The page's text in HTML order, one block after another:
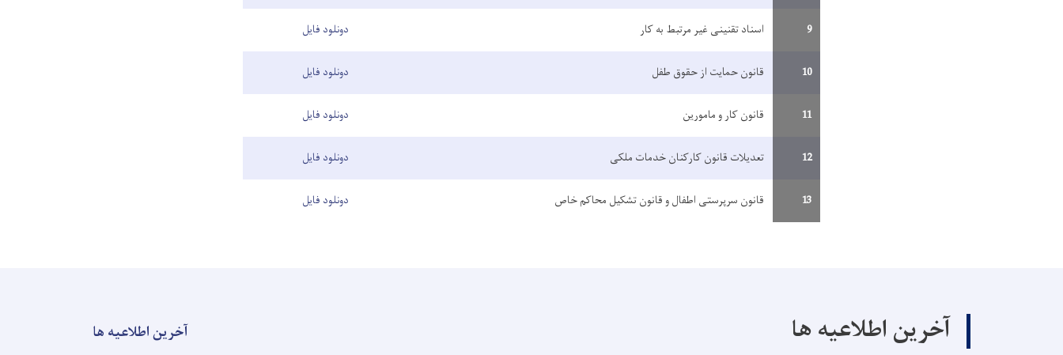
9 اسناد تقنینی غیر مرتبط به کار دونلود فایل
10 قانون حمایت از حقوق طفل دونلود فایل
11 قانون کار و مامورین دونلود فایل
12 تعدیلات قانون کارکنان خدمات ملکی دونلود فایل
13 قانون سرپرستی اطفال و قانون تشکیل محاکم خاص دونلود فایل
آخرین اطلاعیه ها آخرین اطلاعیه ها